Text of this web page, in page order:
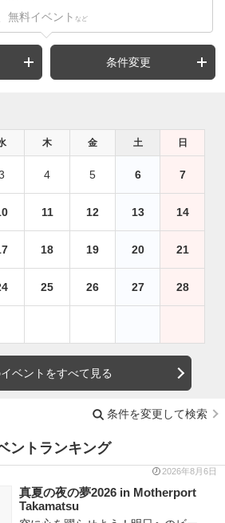
無料イベント など
条件変更
木 金 土 日
4 5 6 7
11 12 13 14
18 19 20 21
25 26 27 28
ベントをすべて見る
条件を変更して検索
ントランキング
2026年8月6日
真夏の夜の夢2026 in Motherport
Takamatsu